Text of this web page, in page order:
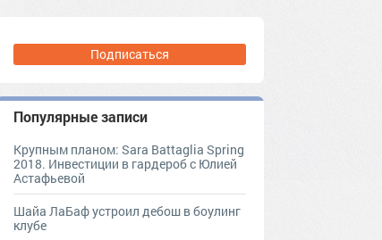
Подписаться
Популярные записи
Крупным планом: Sara Battaglia Spring
2018. Инвестиции в гардероб с Юлией
Астафьевой
Шайа ЛаБаф устроил дебош в боулинг
клубе